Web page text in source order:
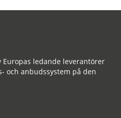
Europas ledande leverantörer
och anbudssystem på den